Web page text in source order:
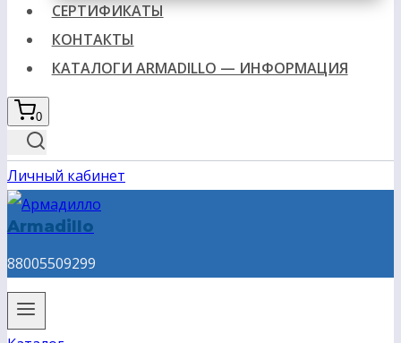
СЕРТИФИКАТЫ
КОНТАКТЫ
КАТАЛОГИ ARMADILLO — ИНФОРМАЦИЯ
0
Личный кабинет
Armadillo
88005509299